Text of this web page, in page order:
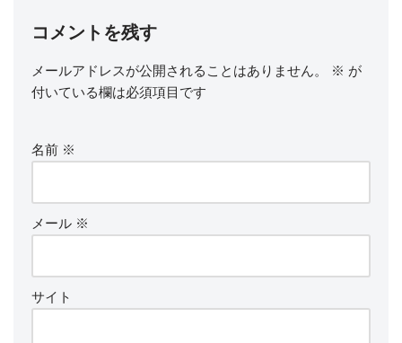
コメントを残す
メールアドレスが公開されることはありません。 ※ が
付いている欄は必須項目です
名前 ※
メール ※
サイト